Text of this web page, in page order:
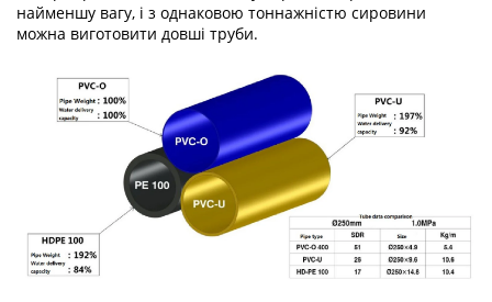
найменшу вагу, і з однаковою тоннажністю сировини
можна виготовити довші труби.